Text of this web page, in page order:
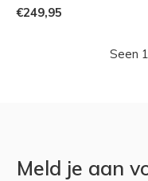
€249,95
Seen
Meld je aan